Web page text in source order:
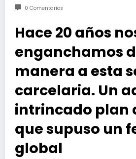
0 Comentarios
Hace 20 años
enganchamos
manera a esta
carcelaria. Un
intrincado plan
que supuso un
global